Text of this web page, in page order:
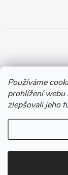
Používáme
prohlížení webu
zlepšovali jeho